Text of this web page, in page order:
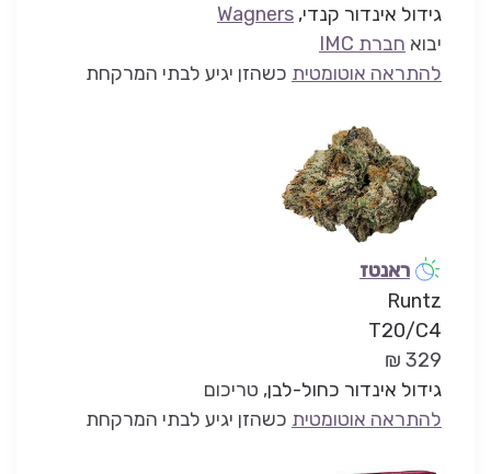
גידול אינדור קנדי, Wagners
יבוא חברת IMC
להתראה אוטומטית כשהזן יגיע לבתי המרקחת
ראנטז
Runtz
T20/C4
329 ₪
גידול אינדור כחול-לבן, טריכום
להתראה אוטומטית כשהזן יגיע לבתי המרקחת